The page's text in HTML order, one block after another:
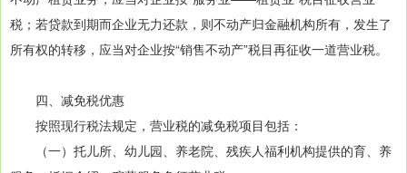
税；若贷款到期而企业无力还款，则不动产归金融机构所有，发生了
所有权的转移，应当对企业按“销售不动产”税目再征收一道营业税。
四、减免税优惠
按照现行税法规定，营业税的减免税项目包括：
（一）托儿所、幼儿园、养老院、残疾人福利机构提供的育、养